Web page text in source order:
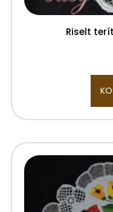
Riselt